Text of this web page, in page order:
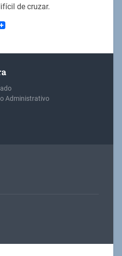
de cruzar.
Administrativo